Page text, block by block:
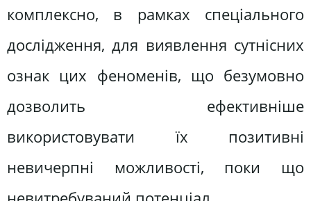
комплексно, в рамках спеціального
дослідження, для виявлення сутнісних
ознак цих феноменів, що безумовно
дозволить ефективніше
використовувати їх позитивні
невичерпні можливості, поки що